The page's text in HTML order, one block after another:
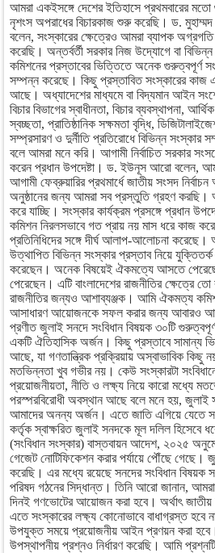
আমরা একইসঙ্গে দেশের ইতিহাসে প্রথমবারের
নৃশংস অপরাধের বিচারকাজ শুরু করেছি। ড.
বলেন, সংস্কারের ক্ষেত্রেও আমরা ব্যাপক
করেছি। অন্তর্বর্তী সরকার নিজ উদ্যোগে বা
কমিশনের প্রস্তাবের ভিত্তিতে অনেক গুরুত্বপূর্ণ
সম্পন্ন করেছে। কিছু প্রস্তাবিত সংস্কারের কাজ
আছে। অধ্যাদেশের মাধ্যমে বা বিদ্যমান আইন
বিচার বিভাগের স্বাধীনতা, বিচার ব্যবস্থাপনা,
স্বচ্ছতা, প্রাতিষ্ঠানিক সক্ষমতা বৃদ্ধি,
সম্প্রসারণ ও দুর্নীতি প্রতিরোধে বিভিন্ন
বলে আমরা মনে করি। আগামী নির্বাচিত সরকার
করেন প্রধান উপদেষ্টা। ড. ইউনূস আরো বলেন,
আগামী ফেব্রুয়ারির প্রথমার্ধে জাতীয় সংসদ
অনুষ্ঠানের জন্য আমরা সব প্রস্তুতি গ্রহণ করছি।
করে যাচ্ছি। সংস্কার কার্যক্রম প্রসঙ্গে প্রধান
কমিশন নিরলসভাবে গত প্রায় নয় মাস ধরে কাজ
প্রতিনিধিদের সঙ্গে দীর্ঘ আলাপ-আলোচনা
উত্থাপিত বিভিন্ন সংস্কার প্রস্তাব নিয়ে
করেছেন। অনেক বিষয়েই ঐকমত্যে আসতে
পেরেছেন। এটি বাংলাদেশের রাজনীতির ক্ষেত্রে
রাজনীতির জন্যও আশাব্যঞ্জক। আমি ঐকমত্য
আসাধারণ আয়োজনকে সফল করার জন্য আবারও
প্রণীত জুলাই সনদে সংবিধান বিষয়ক ৩০টি
একটি ঐতিহাসিক অর্জন। কিছু প্রস্তাবে সামান্য
আছে, যা গণতান্ত্রিক প্রক্রিয়ায় অস্বাভাবিক
মতভিন্নতা খুব গভীর নয়। কেউ সংস্কারটা
প্রয়োজনীয়তা, নীতি ও লক্ষ্য নিয়ে কারো মধ্যে
পরস্পরবিরোধী অবস্থান আছে বলে মনে হয়, জুলাই
আমাদের অনন্য অর্জন। এতে জাতি এগিয়ে যেতে
কর্তৃক স্বাক্ষরিত জুলাই সনদকে মূল দলিল হিসেবে
(সংবিধান সংস্কার) বাস্তবায়ন আদেশ, ২০২৫
গেজেট নোটিফিকেশন করার পর্যায়ে পৌঁছে গেছে।
করেছি। এর মধ্যে রয়েছে সনদের সংবিধান বিষয়ক
পরিষদ গঠনের সিদ্ধান্ত। তিনি আরো জানান, আমরা
দিনই গণভোটের আয়োজন করা হবে। অর্থাৎ জাতীয়
এতে সংস্কারের লক্ষ্য কোনোভাবে বাধাগ্রস্ত হবে
উপযুক্ত সময়ে প্রয়োজনীয় আইন প্রণয়ন করা
উপস্থাপনীয় প্রশ্নও নির্ধারণ করেছি। আমি